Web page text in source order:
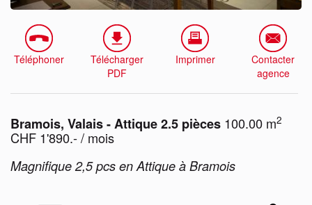
Téléphoner
Télécharger
PDF
Imprimer
Contacter
agence
Bramois, Valais - Attique 2.5 pièces 100.00 m2
CHF 1'890.- / mois
Magnifique 2,5 pcs en Attique à Bramois